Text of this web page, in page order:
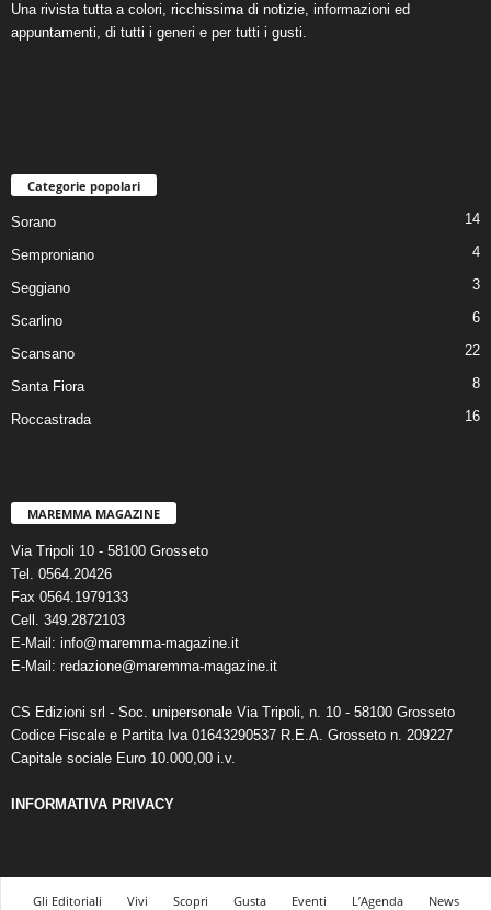
Una rivista tutta a colori, ricchissima di notizie, informazioni ed
appuntamenti, di tutti i generi e per tutti i gusti.
Categorie popolari
Sorano 14
Semproniano 4
Seggiano 3
Scarlino 6
Scansano 22
Santa Fiora 8
Roccastrada 16
MAREMMA MAGAZINE
Via Tripoli 10 - 58100 Grosseto
Tel. 0564.20426
Fax 0564.1979133
Cell. 349.2872103
E-Mail: info@maremma-magazine.it
E-Mail: redazione@maremma-magazine.it
CS Edizioni srl - Soc. unipersonale Via Tripoli, n. 10 - 58100 Grosseto
Codice Fiscale e Partita Iva 01643290537 R.E.A. Grosseto n. 209227
Capitale sociale Euro 10.000,00 i.v.
INFORMATIVA PRIVACY
Gli Editoriali Vivi Scopri Gusta Eventi L’Agenda News